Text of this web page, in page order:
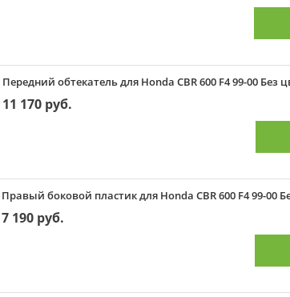
Передний обтекатель для Honda CBR 600 F4 99-00 Без
11 170 руб.
Правый боковой пластик для Honda CBR 600 F4 99-00
7 190 руб.